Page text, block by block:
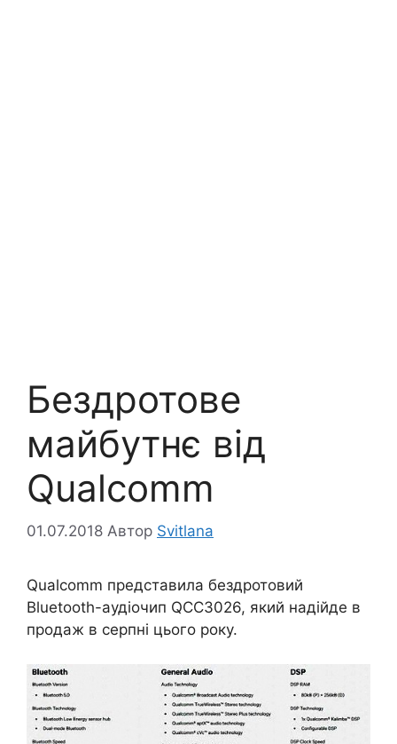
Бездротове
майбутнє від
Qualcomm
01.07.2018 Автор Svitlana
Qualcomm представила бездротовий
Bluetooth-аудіочип QCC3026, який надійде в
продаж в серпні цього року.